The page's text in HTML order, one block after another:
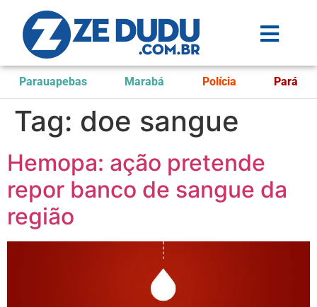
Parauapebas Marabá Polícia Pará
Tag: doe sangue
Hemopa: ação pretende
repor banco de sangue da
região